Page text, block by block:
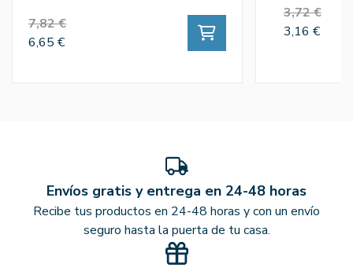
7,82 €
6,65 €
3,72 €
3,16 €
Envíos gratis y entrega en 24-48 horas
Recibe tus productos en 24-48 horas y con un envío
seguro hasta la puerta de tu casa.